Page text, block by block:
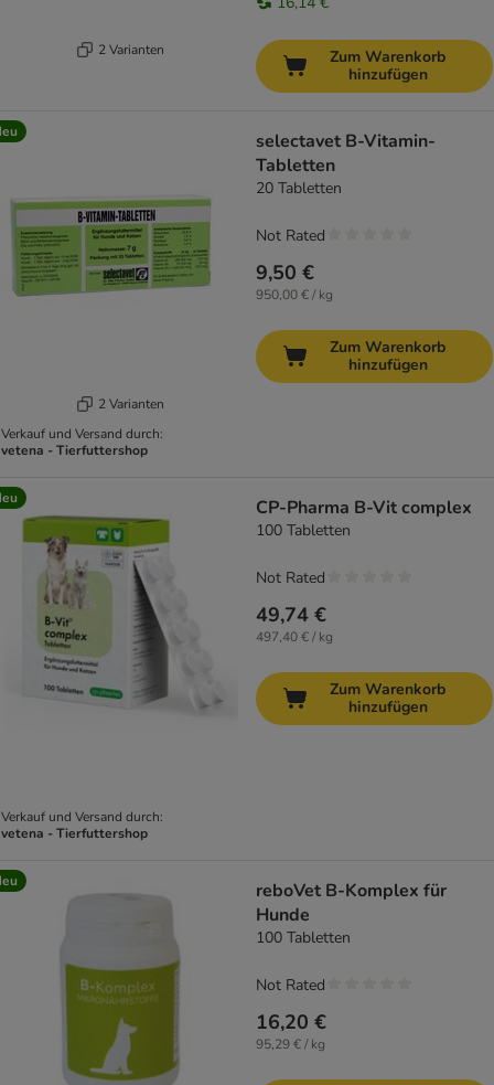
2 Varianten
Zum Warenkorb
hinzufügen
2 Varianten
Verkauf und Versand durch:
vetena - Tierfuttershop
selectavet B-Vitamin-
Tabletten
20 Tabletten
9,50 €
950,00 € / kg
Not Rated
Zum Warenkorb
hinzufügen
Verkauf und Versand durch:
vetena - Tierfuttershop
CP-Pharma B-Vit complex
100 Tabletten
49,74 €
497,40 € / kg
Not Rated
Zum Warenkorb
hinzufügen
reboVet B-Komplex für
Hunde
100 Tabletten
16,20 €
95,29 € / kg
Not Rated